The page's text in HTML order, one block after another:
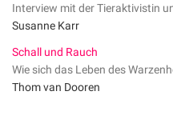
Interview mit der Tieraktivistin
Susanne Karr
Schall und Rauch
Wie sich das Leben des
Thom van Dooren